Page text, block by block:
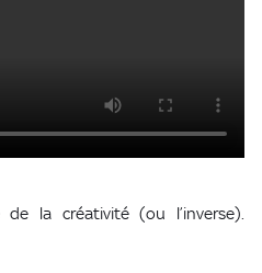
la créativité (ou l’inverse).